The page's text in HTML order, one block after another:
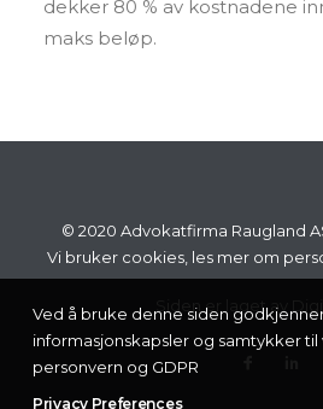
dekker 80 % av kostnadene
maks beløp.
© 2020 Advokatfirma Raugland
Vi bruker cookies, les mer om
Siden er laget av
Ved å bruke denne siden
informasjonskapsler og samtykker
personvern og GDPR
Privacy Preferences